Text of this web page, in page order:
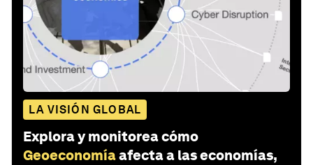
LA VISIÓN GLOBAL
Explora y monitorea cómo
Geoeconomíaafecta a las economías,